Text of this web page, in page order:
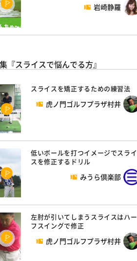
岩崎静羅
『スライスで悩んでる方』
スライスを矯正するための練習法
虎ノ門ゴルフプラザ村井
低いボールを打つイメージでスライ
スを修正するドリル
みうら倶楽部
左肘が引いてしまうスライスはハー
フスイングで修正
虎ノ門ゴルフプラザ村井